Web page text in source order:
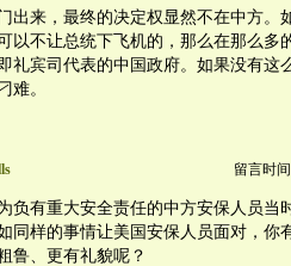
出来，最终的决定权显然不在中方。
以不让总统下飞机的，那么在那么多
礼宾司代表的中国政府。如果没有这
难。
留言时
负有重大安全责任的中方安保人员当
同样的事情让美国安保人员面对，你
鲁、更有礼貌呢？